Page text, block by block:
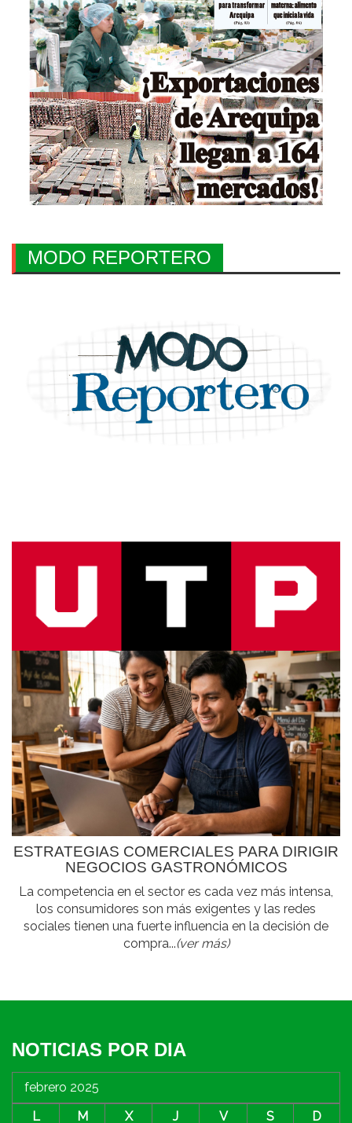
MODO REPORTERO
ESTRATEGIAS COMERCIALES PARA DIRIGIR
NEGOCIOS GASTRONÓMICOS
La competencia en el sector es cada vez más intensa,
los consumidores son más exigentes y las redes
sociales tienen una fuerte influencia en la decisión de
compra...(ver más)
NOTICIAS POR DIA
febrero 2025
L
M X J V S D